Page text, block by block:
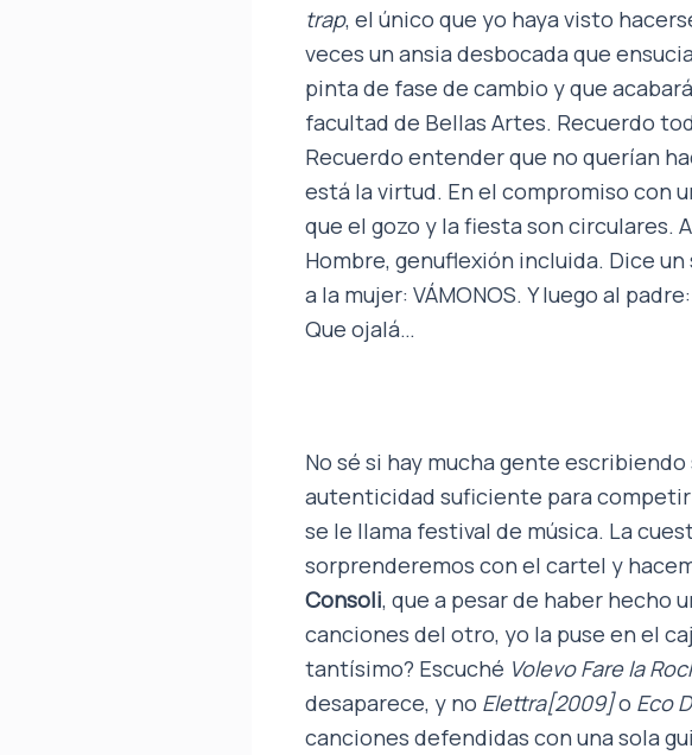
trap, el único que yo haya visto
veces un ansia desbocada que
pinta de fase de cambio y que
facultad de Bellas Artes. Recuerdo
Recuerdo entender que no querían
está la virtud. En el compromiso con
que el gozo y la fiesta son circulares.
Hombre, genuflexión incluida. Dice
a la mujer: VÁMONOS. Y luego al
Que ojalá…
No sé si hay mucha gente
autenticidad suficiente para
se le llama festival de música. La
sorprenderemos con el cartel y
Consoli, que a pesar de haber hecho
canciones del otro, yo la puse en el
tantísimo? Escuché Volevo Fare la
desaparece, y no Elettra[2009]o Eco
canciones defendidas con una sola